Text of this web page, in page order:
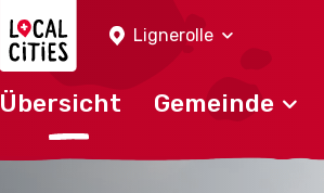
Lignerolle
Übersicht Gemeinde